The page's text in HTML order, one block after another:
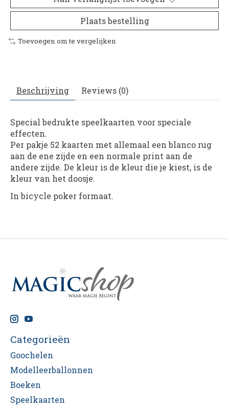
Plaats bestelling
Toevoegen om te vergelijken
Beschrijving Reviews (0)
Special bedrukte speelkaarten voor speciale
effecten.
Per pakje 52 kaarten met allemaal een blanco rug
aan de ene zijde en een normale print aan de
andere zijde. De kleur is de kleur die je kiest, is de
kleur van het doosje.
In bicycle poker formaat.
Categorieën
Goochelen
Modelleerballonnen
Boeken
Speelkaarten